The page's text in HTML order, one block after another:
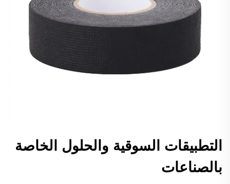
التطبيقات السوقية والحلول الخاصة
بالصناعات